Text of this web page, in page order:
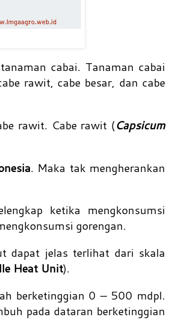
cabai. Tanaman cabai
rawit, cabe besar, dan cabe
rawit. Cabe rawit (Capsicum
. Maka tak mengherankan
ketika mengkonsumsi
gorengan.
dapat jelas terlihat dari skala
Heat Unit).
berketinggian 0 – 500 mdpl.
pada dataran berketinggian